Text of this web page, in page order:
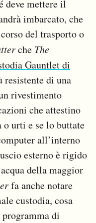
deve mettere il
imbarcato, che
del trasporto o
che The
Gauntlet di
resistente di una
rivestimento
che attestino
o urti e se lo buttate
all’interno
esterno è rigido
della maggior
fa anche notare
custodia, cosa
programma di